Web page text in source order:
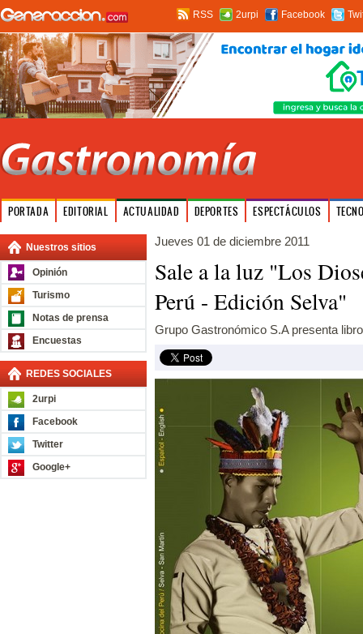
RSS 2urpi Facebook
PORTADA EDITORIAL ACTUALIDAD DEPORTES ESPECTÁCULOS
Nuestros sitios
Opinión
Turismo
Notas de prensa
Encuestas
REDES SOCIALES
2urpi
Facebook
Twitter
Google+
Jueves 01 de diciembre 2011
Sale a la luz "Los
Perú - Edición Selva"
Grupo Gastronómico S.A presenta